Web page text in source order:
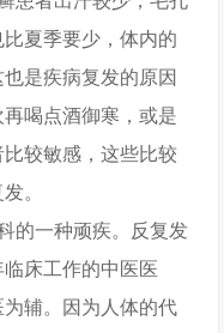
夏季要少，体内的
是疾病复发的原因
喝点酒御寒，或是
较敏感，这些比较
。
的一种顽疾。反复发
床工作的中医医
辅。因为人体的代